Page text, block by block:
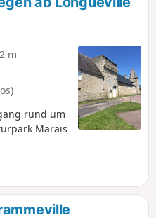
m
rund um
Marais